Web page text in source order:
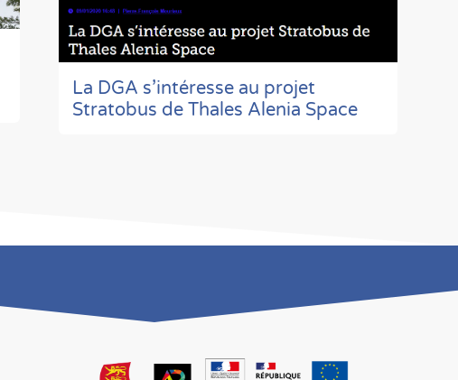
La DGA s’intéresse au projet
Stratobus de Thales Alenia Space